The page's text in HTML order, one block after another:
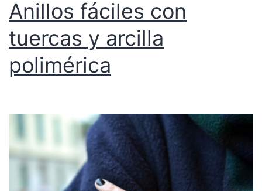
Anillos fáciles con
tuercas y arcilla
polimérica